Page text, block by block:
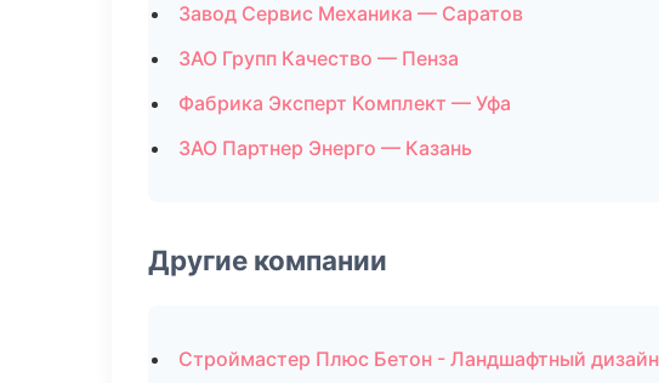
Завод Сервис Механика — Саратов
ЗАО Групп Качество — Пенза
Фабрика Эксперт Комплект — Уфа
ЗАО Партнер Энерго — Казань
Другие компании
Строймастер Плюс Бетон - Ландшафтный